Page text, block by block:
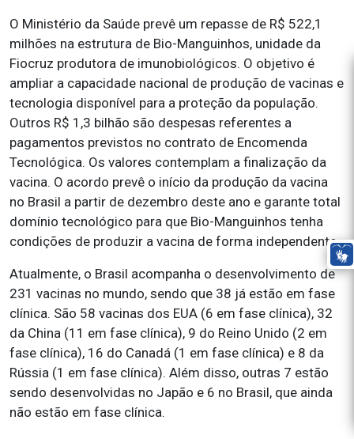
O Ministério da Saúde prevê um repasse de R$ 522,1
milhões na estrutura de Bio-Manguinhos, unidade da
Fiocruz produtora de imunobiológicos. O objetivo é
ampliar a capacidade nacional de produção de vacinas e
tecnologia disponível para a proteção da população.
Outros R$ 1,3 bilhão são despesas referentes a
pagamentos previstos no contrato de Encomenda
Tecnológica. Os valores contemplam a finalização da
vacina. O acordo prevê o início da produção da vacina
no Brasil a partir de dezembro deste ano e garante total
domínio tecnológico para que Bio-Manguinhos tenha
condições de produzir a vacina de forma independente.
Atualmente, o Brasil acompanha o desenvolvimento de
231 vacinas no mundo, sendo que 38 já estão em fase
clínica. São 58 vacinas dos EUA (6 em fase clínica), 32
da China (11 em fase clínica), 9 do Reino Unido (2 em
fase clínica), 16 do Canadá (1 em fase clínica) e 8 da
Rússia (1 em fase clínica). Além disso, outras 7 estão
sendo desenvolvidas no Japão e 6 no Brasil, que ainda
não estão em fase clínica.